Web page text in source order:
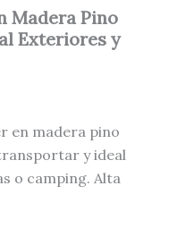
Madera Pino
Exteriores y
en madera pino
y ideal
o camping. Alta